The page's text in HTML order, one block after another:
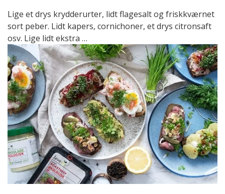
Lige et drys krydderurter, lidt flagesalt og friskkværnet
sort peber. Lidt kapers, cornichoner, et drys citronsaft
osv. Lige lidt ekstra …